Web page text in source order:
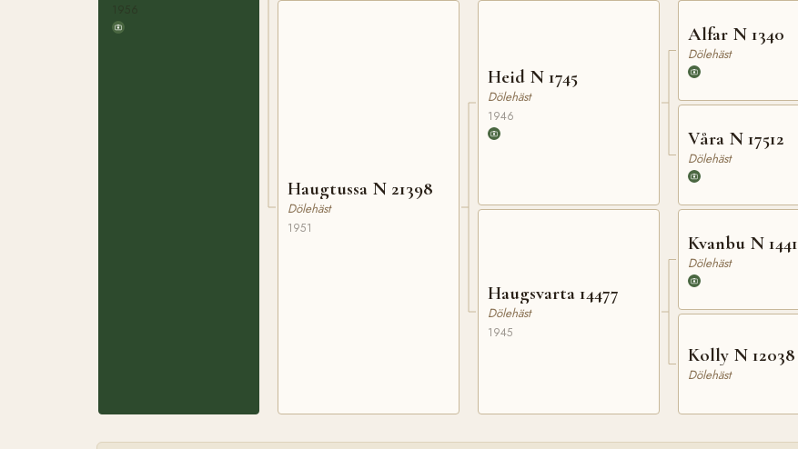
Haugtussa N 21398
Dölehäst
1951
Heid N 1745
Dölehäst
1946
Haugsvarta 14477
Dölehäst
1945
Alfar N 1340
Dölehäst
Våra N 17512
Dölehäst
Kvanbu N 1441
Dölehäst
Kolly N 12038
Dölehäst